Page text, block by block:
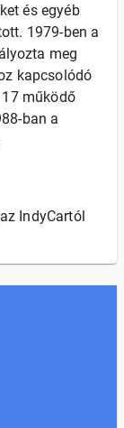
és egyéb
1979-ben a
meg
kapcsolódó
működő
ban a
IndyCartól